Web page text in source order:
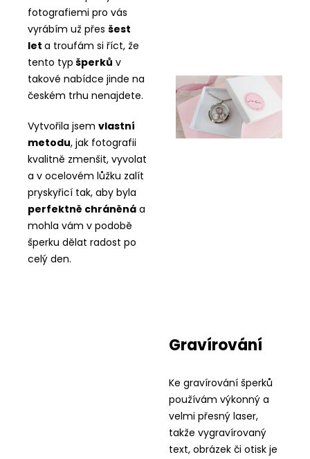
fotografiemi pro vás
vyrábím už přes šest
let a troufám si říct, že
tento typ šperků v
takové nabídce jinde na
českém trhu nenajdete.
Vytvořila jsem vlastní
metodu, jak fotografii
kvalitně zmenšit, vyvolat
a v ocelovém lůžku zalít
pryskyřicí tak, aby byla
perfektně chráněná a
mohla vám v podobě
šperku dělat radost po
celý den.
Gravírování
Ke gravírování šperků
používám výkonný a
velmi přesný laser,
takže vygravírovaný
text, obrázek či otisk je